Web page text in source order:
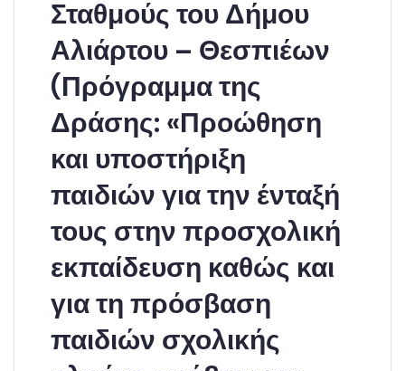
Σταθμούς του Δήμου
Αλιάρτου – Θεσπιέων
(Πρόγραμμα της
Δράσης: «Προώθηση
και υποστήριξη
παιδιών για την ένταξή
τους στην προσχολική
εκπαίδευση καθώς και
για τη πρόσβαση
παιδιών σχολικής